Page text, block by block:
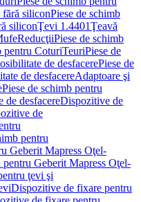
siliconPiese de schimb
siliconŢevi 1.4401Ţeavă
ReducţiiPiese de schimb
pentru CoturiTeuriPiese de
de desfacerePiese de
de desfacereAdaptoare şi
Piese de schimb pentru
de desfacereDispozitive de
de
pentru
Geberit Mapress Oţel-
Geberit Mapress Oţel-
ţevi şi
Dispozitive de fixare pentru